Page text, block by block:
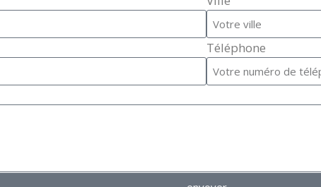
Téléphone